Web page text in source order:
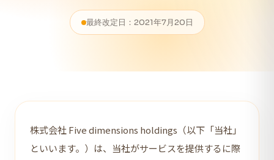
最終改定日：2021年7月20日
株式会社 Five dimensions holdings（以下「当社」
といいます。）は、当社がサービスを提供するに際